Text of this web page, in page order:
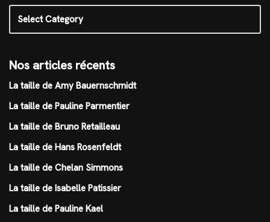
Nos articles récents
La taille de Amy Bauernschmidt
La taille de Pauline Parmentier
La taille de Bruno Retailleau
La taille de Hans Rosenfeldt
La taille de Chelan Simmons
La taille de Isabelle Patissier
La taille de Pauline Kael